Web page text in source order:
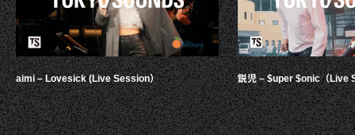
aimi – Lovesick (Live Session） 鋭児 – $uper $onic（Live